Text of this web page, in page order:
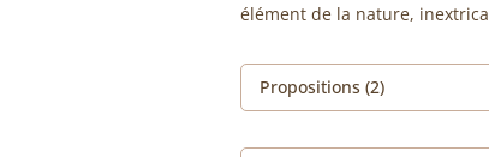
élément de la nature,
Propositions (2)